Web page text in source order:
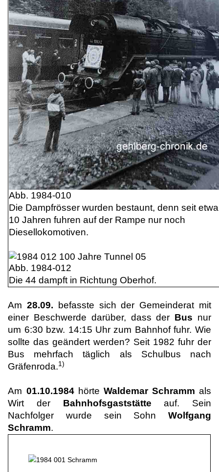
Abb. 1984-010
Die Dampfrösser wurden bestaunt, denn seit etwa
10 Jahren fuhren auf der Rampe nur noch
Diesellokomotiven.
Abb. 1984-012
Die 44 dampft in Richtung Oberhof.
Am28.09. befasste sich der Gemeinderat mit
einer Beschwerde darüber, dass der Bus nur
um 6:30 bzw. 14:15 Uhr zum Bahnhof fuhr. Wie
sollte das geändert werden? Seit 1982 fuhr der
Bus mehrfach täglich als Schulbus nach
Gräfenroda.1)
Am 01.10.1984hörte Waldemar Schramm als
Wirt der Bahnhofsgaststätte auf. Sein
Nachfolger wurde sein Sohn Wolfgang
Schramm.